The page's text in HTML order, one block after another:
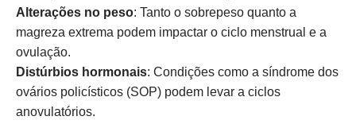
Alterações no peso: Tanto o sobrepeso quanto a
magreza extrema podem impactar o ciclo menstrual e a
ovulação.
Distúrbios hormonais: Condições como a síndrome dos
ovários policísticos (SOP) podem levar a ciclos
anovulatórios.